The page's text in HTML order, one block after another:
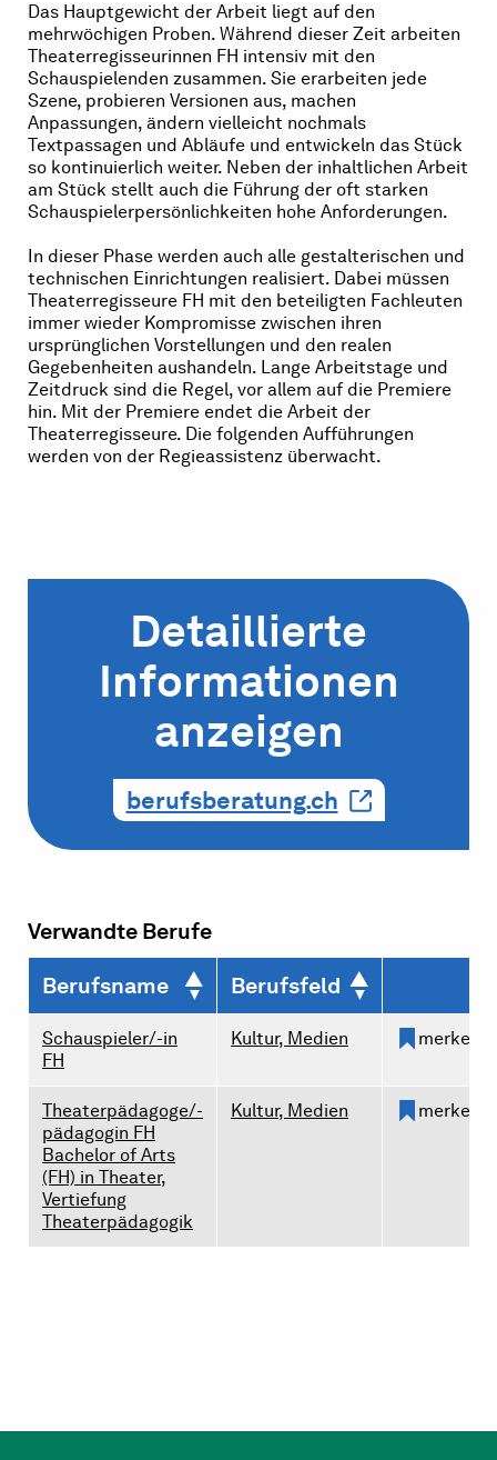
Das Hauptgewicht der Arbeit liegt auf den
mehrwöchigen Proben. Während dieser Zeit arbeiten
Theaterregisseurinnen FH intensiv mit den
Schauspielenden zusammen. Sie erarbeiten jede
Szene, probieren Versionen aus, machen
Anpassungen, ändern vielleicht nochmals
Textpassagen und Abläufe und entwickeln das Stück
so kontinuierlich weiter. Neben der inhaltlichen Arbeit
am Stück stellt auch die Führung der oft starken
Schauspielerpersönlichkeiten hohe Anforderungen.
In dieser Phase werden auch alle gestalterischen und
technischen Einrichtungen realisiert. Dabei müssen
Theaterregisseure FH mit den beteiligten Fachleuten
immer wieder Kompromisse zwischen ihren
ursprünglichen Vorstellungen und den realen
Gegebenheiten aushandeln. Lange Arbeitstage und
Zeitdruck sind die Regel, vor allem auf die Premiere
hin. Mit der Premiere endet die Arbeit der
Theaterregisseure. Die folgenden Aufführungen
werden von der Regieassistenz überwacht.
Detaillierte
Informationen
anzeigen
berufsberatung.ch
Verwandte Berufe
Berufsname Berufsfeld
Schauspieler/-in
FH
Kultur, Medien merken
Theaterpädagoge/-
pädagogin FH
Bachelor of Arts
(FH) in Theater,
Vertiefung
Theaterpädagogik
Kultur, Medien merken